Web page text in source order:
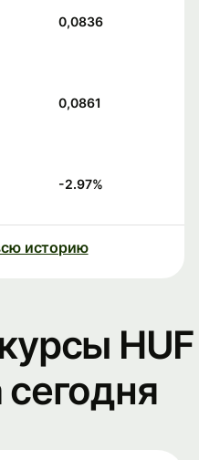
0,0836
0,0861
-2.97%
историю
HUF